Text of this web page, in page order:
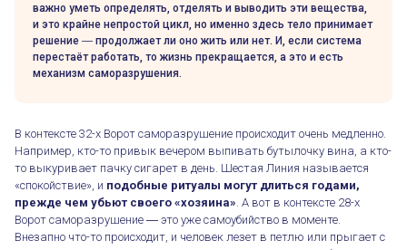
важно уметь определять, отделять и выводить эти вещества,
и это крайне непростой цикл, но именно здесь тело принимает
решение ― продолжает ли оно жить или нет. И, если система
перестаёт работать, то жизнь прекращается, а это и есть
механизм саморазрушения.
В контексте 32-х Ворот саморазрушение происходит очень медленно.
Например, кто-то привык вечером выпивать бутылочку вина, а кто-
то выкуривает пачку сигарет в день. Шестая Линия называется
«спокойствие», и подобные ритуалы могут длиться годами,
прежде чем убьют своего «хозяина» . А вот в контексте 28-х
Ворот саморазрушение ― это уже самоубийство в моменте.
Внезапно что-то происходит, и человек лезет в петлю или прыгает с